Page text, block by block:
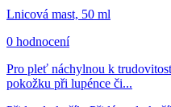
Lnicová mast, 50 ml
0 hodnocení
Pro pleť náchylnou k
pokožku při lupénce či...